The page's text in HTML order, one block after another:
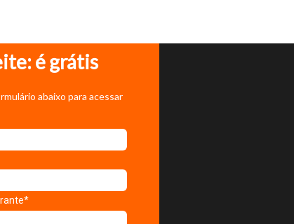
é grátis
abaixo para acessar